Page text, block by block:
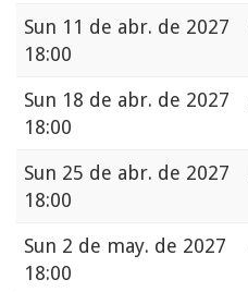
Sun 11 de abr. de 2027
18:00
Sun 18 de abr. de 2027
18:00
Sun 25 de abr. de 2027
18:00
Sun 2 de may. de 2027
18:00